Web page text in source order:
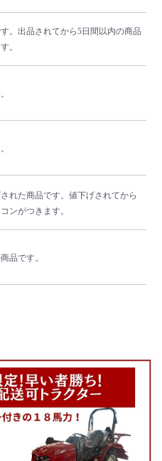
。 出品されてから5日間以内の商品
。
れた商品です。 値下げされてから
ンがつきます。
品です。